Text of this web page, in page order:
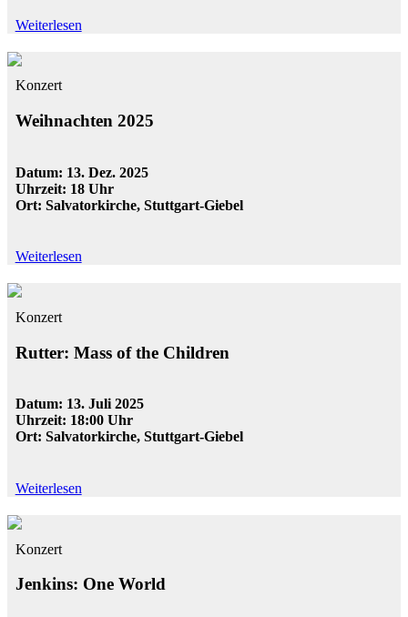
Weiterlesen
Konzert
Weihnachten 2025
Datum: 13. Dez. 2025
Uhrzeit: 18 Uhr
Ort: Salvatorkirche, Stuttgart-Giebel
Weiterlesen
Konzert
Rutter: Mass of the Children
Datum: 13. Juli 2025
Uhrzeit: 18:00 Uhr
Ort: Salvatorkirche, Stuttgart-Giebel
Weiterlesen
Konzert
Jenkins: One World